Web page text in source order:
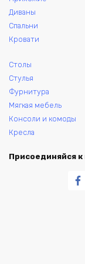
Диваны
Спальни
Кровати
Столы
Стулья
Фурнитура
Мягкая мебель
Консоли и комоды
Кресла
Присоединяйся к